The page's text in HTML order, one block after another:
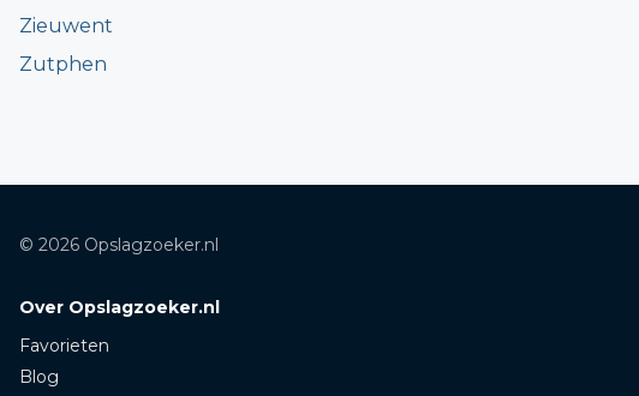
Zieuwent
Zutphen
© 2026 Opslagzoeker.nl
Over Opslagzoeker.nl
Favorieten
Blog